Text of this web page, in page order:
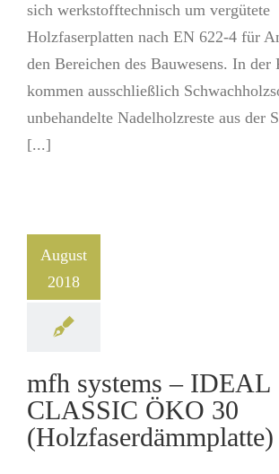
sich werkstofftechnisch um vergütete
Holzfaserplatten nach EN 622-4 für
den Bereichen des Bauwesens. In der
kommen ausschließlich
unbehandelte Nadelholzreste aus der
[...]
August
2018
mfh systems – IDEAL
CLASSIC ÖKO 30
(Holzfaserdämmplatte)